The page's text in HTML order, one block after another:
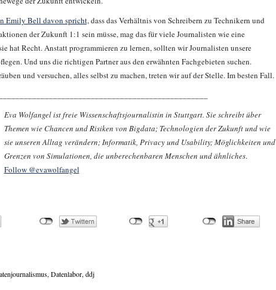
Emily Bell davon spricht, dass das Verhältnis von Schreibern zu Technikern und
der Zukunft 1:1 sein müsse, mag das für viele Journalisten wie eine
hat Recht. Anstatt programmieren zu lernen, sollten wir Journalisten unsere
Und uns die richtigen Partner aus den erwähnten Fachgebieten suchen.
und versuchen, alles selbst zu machen, treten wir auf der Stelle. Im besten Fall.
Eva Wolfangel ist freie Wissenschaftsjournalistin in Stuttgart. Sie schreibt über
Themen wie Chancen und Risiken von Bigdata; Technologien der Zukunft und wie
sie unseren Alltag verändern; Informatik, Privacy und Usability; Möglichkeiten und
Grenzen von Simulationen, die unberechenbaren Menschen und ähnliches.
Follow @evawolfangel
, Datenlabor, ddj